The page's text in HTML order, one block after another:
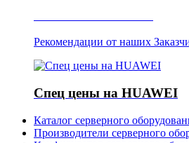
Рекомендации от наших
Спец цены на HUAWEI
Каталог серверного
Производители серверного